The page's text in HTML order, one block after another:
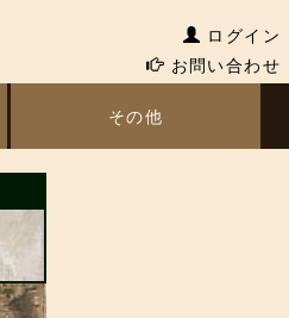
ログイン
お問い合わせ
その他